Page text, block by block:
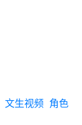
文生视频 角色